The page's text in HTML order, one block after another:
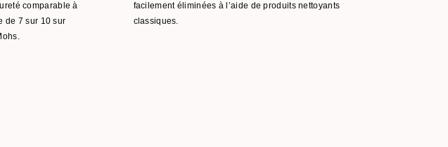
comparable à
de 7 sur 10 sur
facilement éliminées à l’aide de produits nettoyants
classiques.